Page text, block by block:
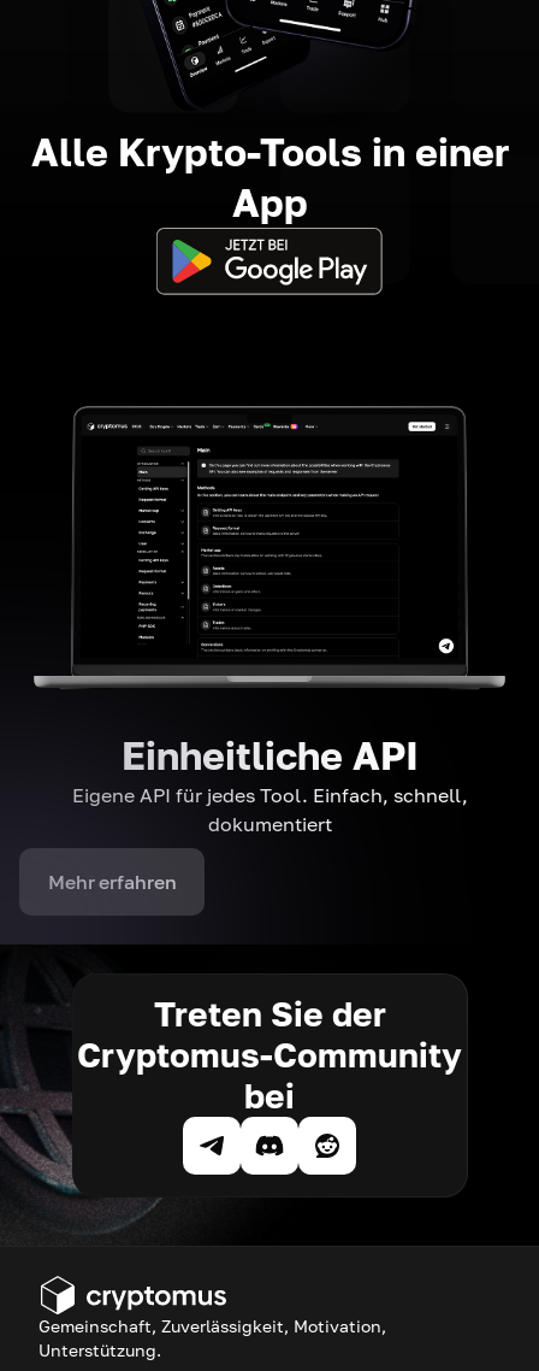
Alle Krypto-Tools in einer
App
Einheitliche API
Eigene API für jedes Tool. Einfach, schnell,
dokumentiert
Mehr erfahren
Treten Sie der
Cryptomus-Community
bei
Gemeinschaft, Zuverlässigkeit, Motivation,
Unterstützung.